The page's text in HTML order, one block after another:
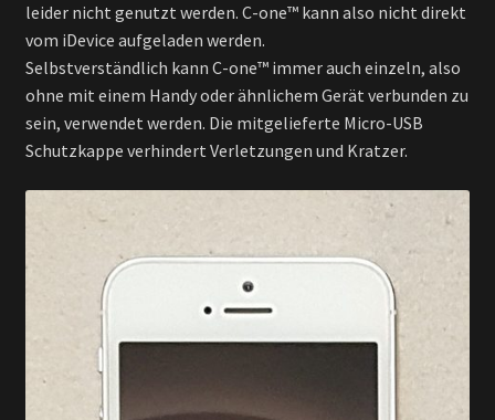
leider nicht genutzt werden. C-one™ kann also nicht direkt
vom iDevice aufgeladen werden.
Selbstverständlich kann C-one™ immer auch einzeln, also
ohne mit einem Handy oder ähnlichem Gerät verbunden zu
sein, verwendet werden. Die mitgelieferte Micro-USB
Schutzkappe verhindert Verletzungen und Kratzer.